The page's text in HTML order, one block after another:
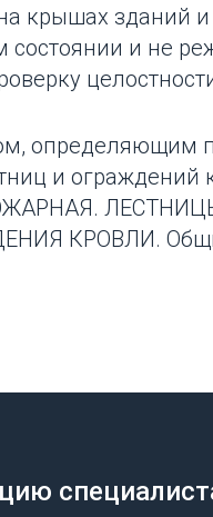
крышах зданий
состоянии и не
определяющим
и ограждений
КРОВЛИ.